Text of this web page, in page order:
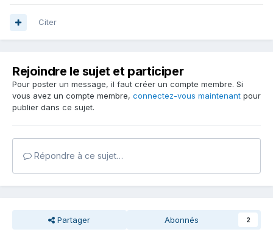
Citer
Rejoindre le sujet et participer
Pour poster un message, il faut créer un compte membre. Si
vous avez un compte membre, connectez-vous maintenant pour
publier dans ce sujet.
Répondre à ce sujet…
Partager Abonnés 2